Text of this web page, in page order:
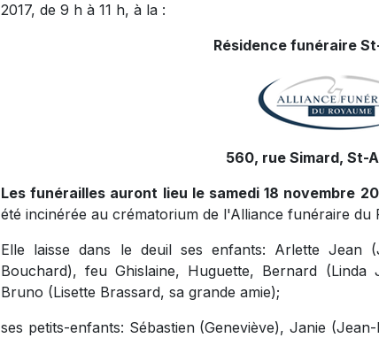
2017, de 9 h à 11 h, à la :
Résidence funéraire
560, rue Simard, St-
Les funérailles auront lieu le samedi 18 novembre
été incinérée au crématorium de l'Alliance funéraire du
Elle laisse dans le deuil ses enfants: Arlette Jean
Bouchard), feu Ghislaine, Huguette, Bernard (Linda
Bruno (Lisette Brassard, sa grande amie);
ses petits-enfants: Sébastien (Geneviève), Janie